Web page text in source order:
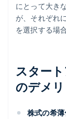
にとって大き
が、それぞれ
を選択する場
スター
のデメ
株式の希薄